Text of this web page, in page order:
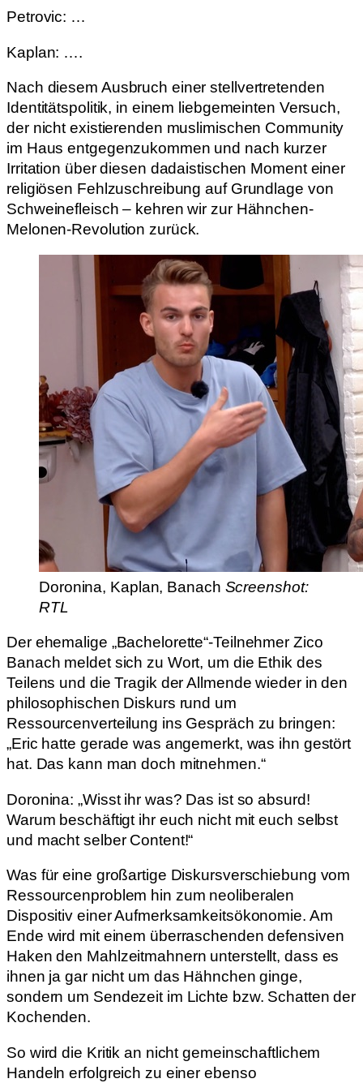
Petrovic: …
Kaplan: ….
Nach diesem Ausbruch einer stellvertretenden
Identitätspolitik, in einem liebgemeinten Versuch,
der nicht existierenden muslimischen Community
im Haus entgegenzukommen und nach kurzer
Irritation über diesen dadaistischen Moment einer
religiösen Fehlzuschreibung auf Grundlage von
Schweinefleisch – kehren wir zur Hähnchen-
Melonen-Revolution zurück.
Doronina, Kaplan, Banach Screenshot:
RTL
Der ehemalige „Bachelorette“-Teilnehmer Zico
Banach meldet sich zu Wort, um die Ethik des
Teilens und die Tragik der Allmende wieder in den
philosophischen Diskurs rund um
Ressourcenverteilung ins Gespräch zu bringen:
„Eric hatte gerade was angemerkt, was ihn gestört
hat. Das kann man doch mitnehmen.“
Doronina: „Wisst ihr was? Das ist so absurd!
Warum beschäftigt ihr euch nicht mit euch selbst
und macht selber Content!“
Was für eine großartige Diskursverschiebung vom
Ressourcenproblem hin zum neoliberalen
Dispositiv einer Aufmerksamkeitsökonomie. Am
Ende wird mit einem überraschenden defensiven
Haken den Mahlzeitmahnern unterstellt, dass es
ihnen ja gar nicht um das Hähnchen ginge,
sondern um Sendezeit im Lichte bzw. Schatten der
Kochenden.
So wird die Kritik an nicht gemeinschaftlichem
Handeln erfolgreich zu einer ebenso